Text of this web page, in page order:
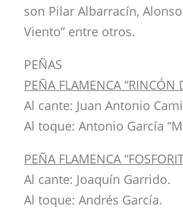
son Pilar Albarracín,
Viento” entre otros.
PEÑAS
PEÑA FLAMENCA “RINCÓN
Al cante: Juan Antonio
Al toque: Antonio García
PEÑA FLAMENCA
Al cante: Joaquín Garrido.
Al toque: Andrés García.